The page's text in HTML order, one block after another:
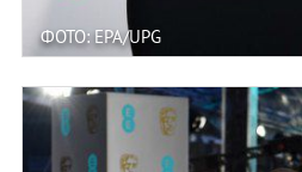
ФОТО: EPA/UPG